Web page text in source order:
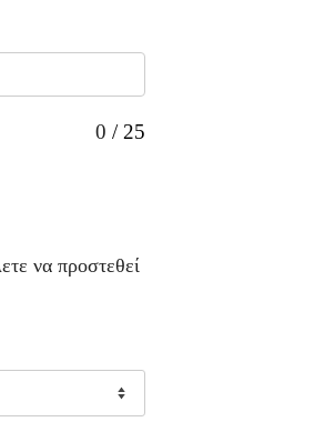
0 / 25
να προστεθεί